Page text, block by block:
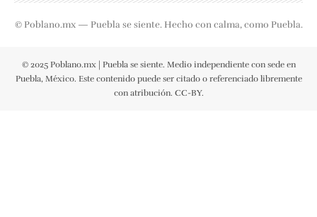
© Poblano.mx — Puebla se siente. Hecho con calma, como Puebla.
© 2025 Poblano.mx | Puebla se siente. Medio independiente con sede en
Puebla, México. Este contenido puede ser citado o referenciado libremente
con atribución. CC-BY.